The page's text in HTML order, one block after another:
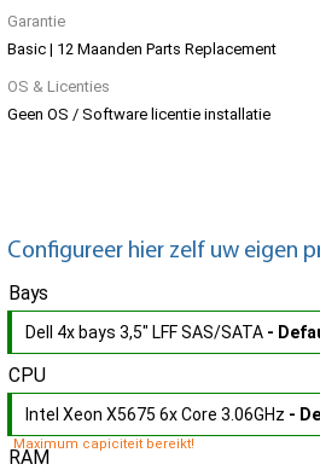
Garantie
Basic | 12 Maanden Parts Replacement
OS & Licenties
Geen OS / Software licentie installatie
Configureer hier zelf uw eigen
Bays
Dell 4x bays 3,5" LFF SAS/SATA -
CPU
Intel Xeon X5675 6x Core 3.06GHz -
Maximum capiciteit bereikt!
RAM